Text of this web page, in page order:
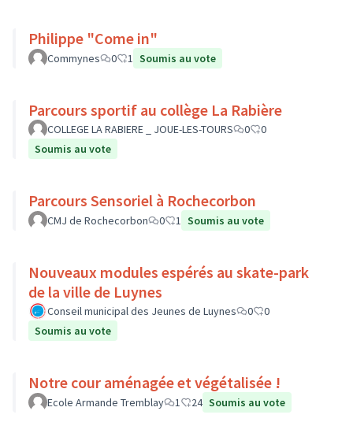
Philippe "Come in"
Commynes 0 1 Soumis au vote
Parcours sportif au collège La Rabière
COLLEGE LA RABIERE _ JOUE-LES-TOURS 0
0
Soumis au vote
Parcours Sensoriel à Rochecorbon
CMJ de Rochecorbon 0 1 Soumis au vote
Nouveaux modules espérés au skate-park
de la ville de Luynes
Conseil municipal des Jeunes de Luynes 0
0
Soumis au vote
Notre cour aménagée et végétalisée !
Ecole Armande Tremblay 1 24 Soumis au vote